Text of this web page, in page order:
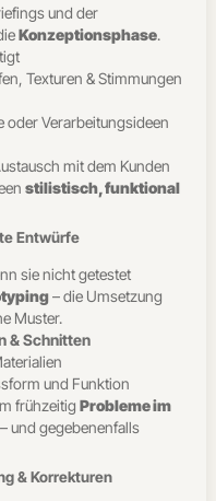
und der
Konzeptionsphase.
Texturen & Stimmungen
oder Verarbeitungsideen
mit dem Kunden
stilistisch, funktional
Entwürfe
sie nicht getestet
– die Umsetzung
Muster.
& Schnitten
und Funktion
frühzeitigProbleme im
und gegebenenfalls
& Korrekturen